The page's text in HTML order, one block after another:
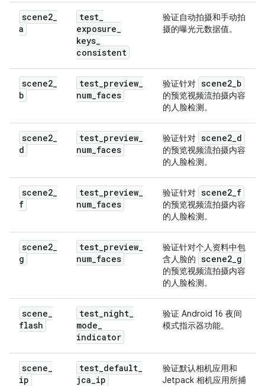
scene2_
a
test_
exposure_
keys_
consistent
验证自动拍摄和手动拍
摄的曝光元数据值。
scene2_
b
test_preview_
num_faces
验证针对 scene2_b
的预览视频流拍摄内容
的人脸检测。
scene2_
d
test_preview_
num_faces
验证针对 scene2_d
的预览视频流拍摄内容
的人脸检测。
scene2_
f
test_preview_
num_faces
验证针对 scene2_f
的预览视频流拍摄内容
的人脸检测。
scene2_
g
test_preview_
num_faces
验证针对个人资料中包
含人脸的 scene2_g
的预览视频流拍摄内容
的人脸检测。
scene_
flash
test_night_
mode_
indicator
验证 Android 16 夜间
模式指示器功能。
scene_
ip
test_default_
jca_ip
验证默认相机应用和
Jetpack 相机应用所捕